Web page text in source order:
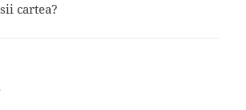
cartea?